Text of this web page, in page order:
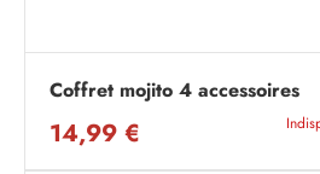
Coffret mojito 4 accessoires
14,99 €